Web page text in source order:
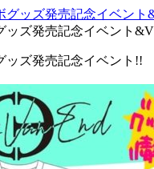
ッズ発売記念イベント
ッズ発売記念イベント!!